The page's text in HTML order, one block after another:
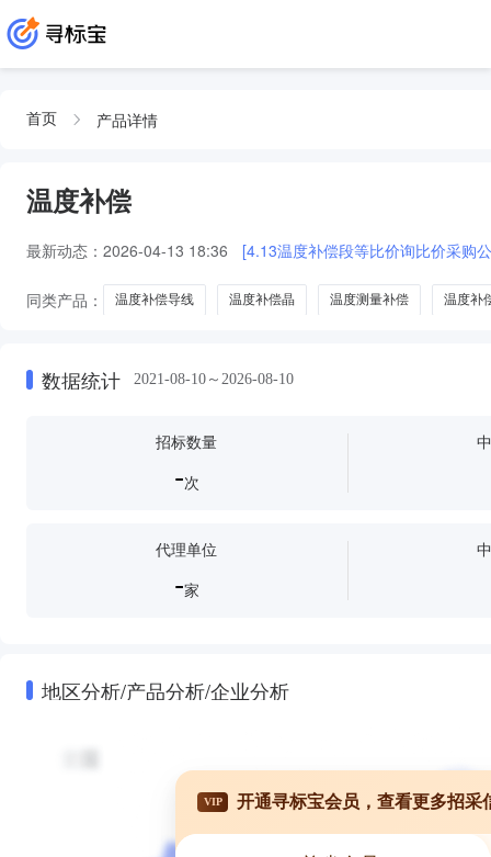
首页 产品详情
温度补偿
最新动态： 2026-04-13 18:36 [4.13温度补偿段等比价询比价采购
同类产品： 温度补偿导线 温度补偿晶 温度测量补偿 温度补
数据统计 2021-08-10～2026-08-10
招标数量
-次
代理单位
-家
地区分析/产品分析/企业分析
VIP 开通寻标宝会员，查看更多招采